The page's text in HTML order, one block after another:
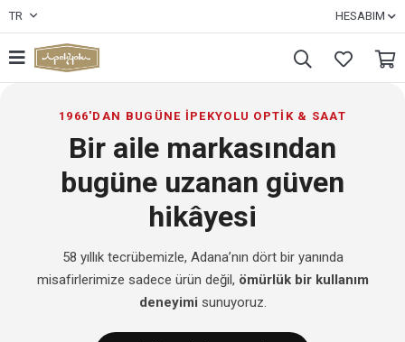
TR HESABIM
1966'DAN BUGÜNE İPEKYOLU OPTİK & SAAT
Bir aile markasından
bugüne uzanan güven
hikâyesi
58 yıllık tecrübemizle, Adana’nın dört bir yanında
misafirlerimize sadece ürün değil, ömürlük bir kullanım
deneyimi sunuyoruz.